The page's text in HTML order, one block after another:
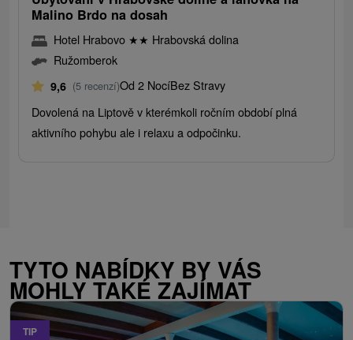
Malino Brdo na dosah
Hotel Hrabovo ★★ Hrabovská dolina
Ružomberok
9,6 (5 recenzí)Od 2 NocíBez Stravy
Dovolená na Liptově v kterémkoli ročním období plná
aktivního pohybu ale i relaxu a odpočinku.
TYTO NABÍDKY BY VÁS
MOHLY TAKÉ ZAJÍMAT
TIP